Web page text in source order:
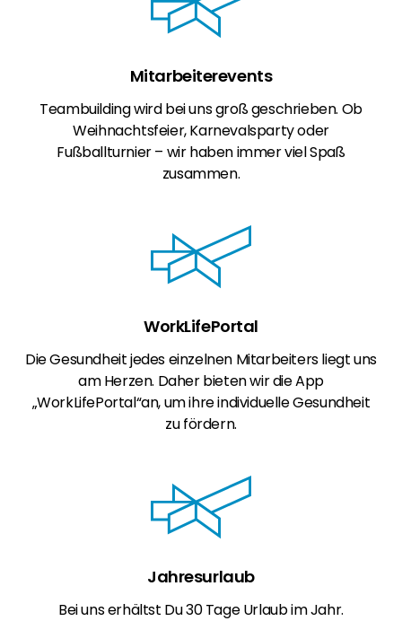
Mitarbeiterevents
Teambuilding wird bei uns groß geschrieben. Ob
Weihnachtsfeier, Karnevalsparty oder
Fußballturnier – wir haben immer viel Spaß
zusammen.
WorkLifePortal
Die Gesundheit jedes einzelnen Mitarbeiters liegt uns
am Herzen. Daher bieten wir die App
„WorkLifePortal“an, um ihre individuelle Gesundheit
zu fördern.
Jahresurlaub
Bei uns erhältst Du 30 Tage Urlaub im Jahr.